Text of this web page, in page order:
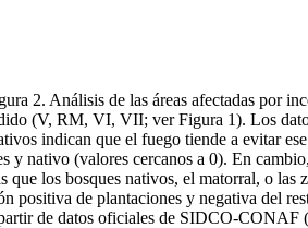
2. Análisis de las áreas afectadas por
(V, RM, VI, VII; ver Figura 1). Los
indican que el fuego tiende a evitar
nativo (valores cercanos a 0). En
los bosques nativos, el matorral, o
de plantaciones y negativa del
de datos oficiales de SIDCO-CONAF